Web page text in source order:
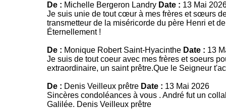
De : Michelle Bergeron Landry Date : 13 Mai
Je suis unie de tout cœur à mes frères et sœurs
transmetteur de la miséricorde du père Henri et
Éternellement !
De : Monique Robert Saint-Hyacinthe Date : 13
Je suis de tout coeur avec mes frères et soeurs
extraordinaire, un saint prêtre.Que le Seigneur
De : Denis Veilleux prêtre Date : 13 Mai 2026
Sincères condoléances à vous . André fut un
Galilée. Denis Veilleux prêtre